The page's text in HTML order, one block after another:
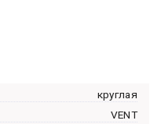
круглая
VENT